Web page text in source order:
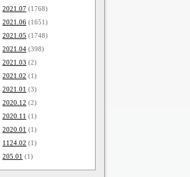
2021.07 (1768)
2021.06 (1651)
2021.05 (1748)
2021.04 (398)
2021.03 (2)
2021.02 (1)
2021.01 (3)
2020.12 (2)
2020.11 (1)
2020.01 (1)
1124.02 (1)
205.01 (1)